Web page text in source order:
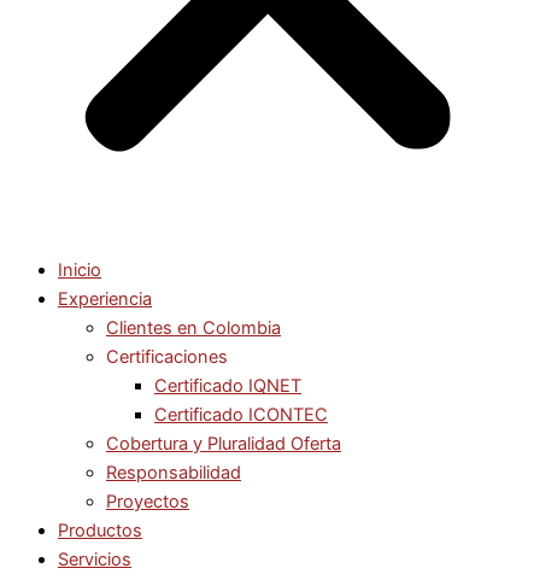
Inicio
Experiencia
Clientes en Colombia
Certificaciones
Certificado IQNET
Certificado ICONTEC
Cobertura y Pluralidad Oferta
Responsabilidad
Proyectos
Productos
Servicios